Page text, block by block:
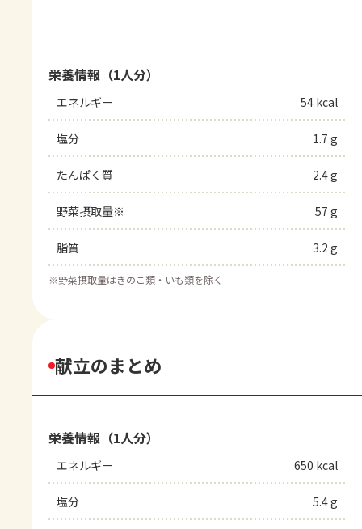
栄養情報（1人分）
エネルギー 54 kcal
塩分 1.7 g
たんぱく質 2.4 g
野菜摂取量※ 57 g
脂質 3.2 g
※野菜摂取量はきのこ類・いも類を除く
献立のまとめ
栄養情報（1人分）
エネルギー 650 kcal
塩分 5.4 g